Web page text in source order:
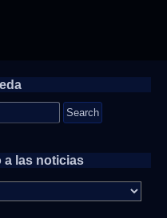
a las noticias